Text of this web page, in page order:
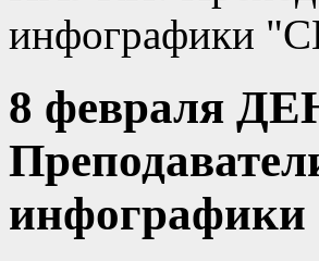
инфографики
8 февраля